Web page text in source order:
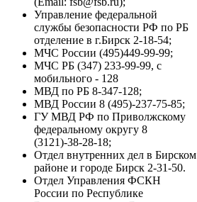
Управление федеральной
службы безопасности РФ по РБ
отделение в г.Бирск 2-18-54;
МЧС России (495)449-99-99;
МЧС РБ (347) 233-99-99, с
мобильного - 128
МВД по РБ 8-347-128;
МВД России 8 (495)-237-75-85;
ГУ МВД РФ по Приволжскому
федеральному округу 8
(3121)-38-28-18;
Отдел внутренних дел в Бирском
районе и городе Бирск 2-31-50.
Отдел Управления ФСКН
России по Республике